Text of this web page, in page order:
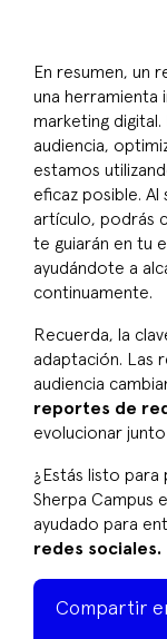
En resumen, un
una herramienta
marketing
audiencia,
estamos
eficaz posible.
artículo, podrás
te guiarán en tu
ayudándote a
continuamente.
Recuerda, la
adaptación. Las
audiencia
reportes de
evolucionar
¿Estás listo
Sherpa Campus
ayudado para
redes sociales.
Compartir